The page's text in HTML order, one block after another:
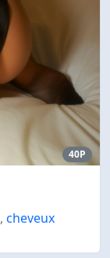
40P
, cheveux